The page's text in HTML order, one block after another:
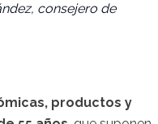
consejero de
productos y